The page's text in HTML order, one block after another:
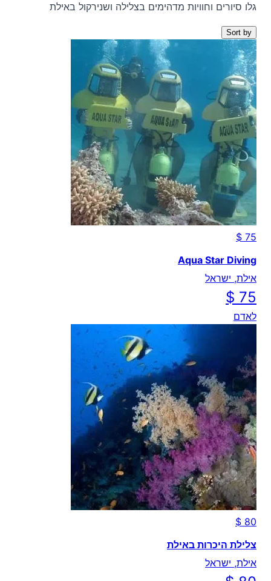
גלו סיורים וחוויות מדהימים בצלילה ושנירקול באילת
Sort by
Aqua Star Diving
אילת, ישראל
לאדם
צלילת היכרות באילת
אילת, ישראל